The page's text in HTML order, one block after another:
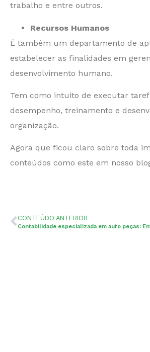
trabalho e entre outros.
Recursos Humanos
É também um departamento de
estabelecer as finalidades em
desenvolvimento humano.
Tem como intuito de executar
desempenho, treinamento e
organização.
Agora que ficou claro sobre toda
conteúdos como este em nosso
CONTEÚDO ANTERIOR